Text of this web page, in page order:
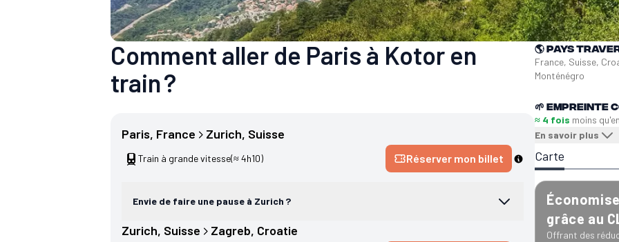
Comment aller de Paris à Kotor en
train ?
Paris, France Zurich, Suisse
Train à grande vitesse(≈ 4h10) Réserver mon billet
Envie de faire une pause à Zurich ?
Zurich, Suisse Zagreb, Croatie
🌎 Pays
France, Suisse,
Monténégro
🌱 Empreinte
≈ 4 fois moins qu'en
En savoir plus
Carte
grâce au
Offrant des